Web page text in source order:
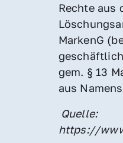
Rechte aus
MarkenG
gem. § 13
aus
https://